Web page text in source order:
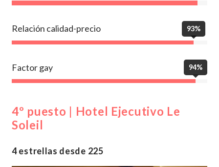
Relación calidad-precio 93%
Factor gay 94%
4º puesto | Hotel Ejecutivo Le
Soleil
4 estrellas desde 225